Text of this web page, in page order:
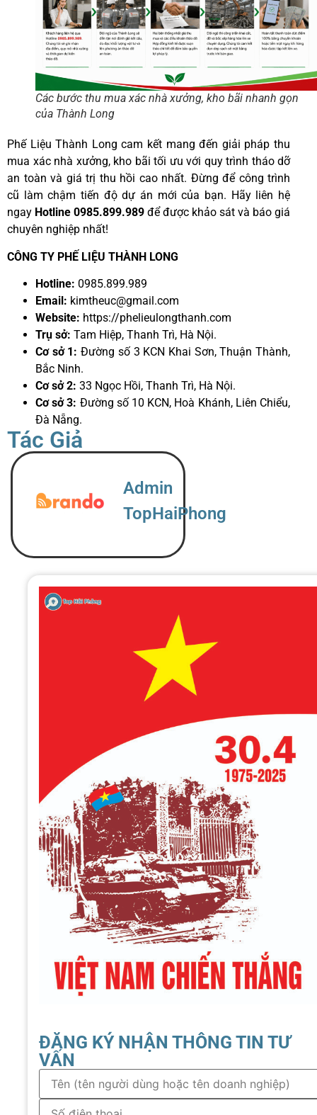
Các bước thu mua xác nhà xưởng, kho bãi nhanh gọn
của Thành Long
Phế Liệu Thành Long cam kết mang đến giải pháp thu
mua xác nhà xưởng, kho bãi tối ưu với quy trình tháo dỡ
an toàn và giá trị thu hồi cao nhất. Đừng để công trình
cũ làm chậm tiến độ dự án mới của bạn. Hãy liên hệ
ngay Hotline 0985.899.989 để được khảo sát và báo giá
chuyên nghiệp nhất!
CÔNG TY PHẾ LIỆU THÀNH LONG
Hotline: 0985.899.989
Email: kimtheuc@gmail.com
Website: https://phelieulongthanh.com
Trụ sở: Tam Hiệp, Thanh Trì, Hà Nội.
Cơ sở 1: Đường số 3 KCN Khai Sơn, Thuận Thành,
Bắc Ninh.
Cơ sở 2: 33 Ngọc Hồi, Thanh Trì, Hà Nội.
Cơ sở 3: Đường số 10 KCN, Hoà Khánh, Liên Chiểu,
Đà Nẵng.
Tác Giả
Admin
TopHaiPhong
ĐĂNG KÝ NHẬN THÔNG TIN TƯ
VẤN